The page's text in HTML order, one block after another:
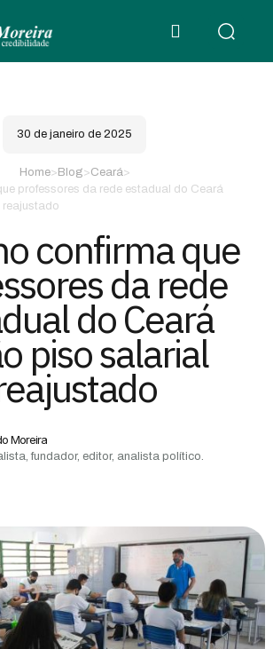
30 de janeiro de 2025
Home> Blog>Ceará>
professores da rede estadual do Ceará
confirma que
da rede
do Ceará
piso salarial
Moreira
fundador, editor, analista político.